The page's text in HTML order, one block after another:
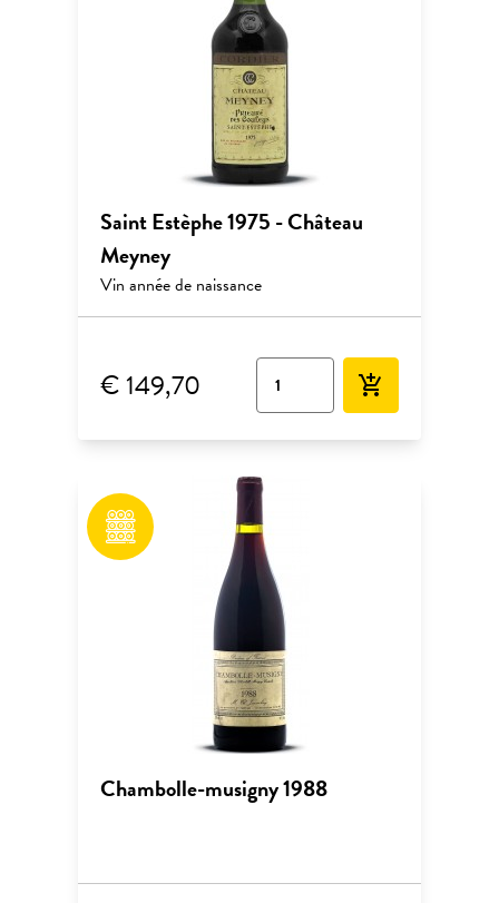
Saint Estèphe 1975 - Château
Meyney
Vin année de naissance
€ 149,70 add_shopping_cart
Chambolle-musigny 1988